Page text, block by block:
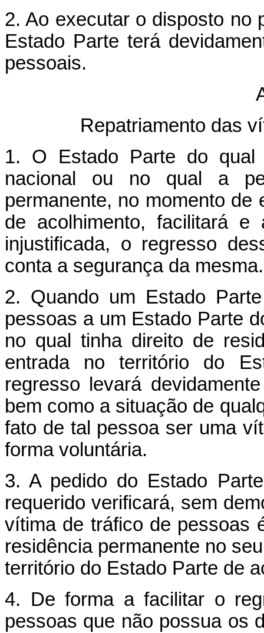
2. Ao executar o disposto no
Estado Parte terá
pessoais.
Repatriamento das
1. O Estado Parte do
nacional ou no qual a
permanente, no momento
de acolhimento, facilitará e
injustificada, o regresso
conta a segurança da mesma.
2. Quando um Estado
pessoas a um Estado Parte
no qual tinha direito de
entrada no território do
regresso levará
bem como a situação de
fato de tal pessoa ser uma
forma voluntária.
3. A pedido do Estado
requerido verificará, sem
vítima de tráfico de pessoas
residência permanente no
território do Estado Parte de
4. De forma a facilitar o
pessoas que não possua os